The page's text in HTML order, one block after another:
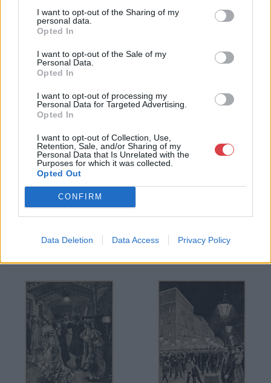
I want to opt-out of the Sharing of my
personal data.
Opted In
I want to opt-out of the Sale of my
Personal Data.
Opted In
I want to opt-out of processing my
Personal Data for Targeted Advertising.
Opted In
I want to opt-out of Collection, Use,
Retention, Sale, and/or Sharing of my
Personal Data that Is Unrelated with the
Purposes for which it was collected.
Opted Out
CONFIRM
Data Deletion Data Access Privacy Policy
FESTMÉNY, GRAFIKA
13. tétel:
13. tétel, Berlini
lovasvágta
Kikiáltási ár:16 000Ft
Aukció:
31. aukció / Festmények,
FESTMÉNY, GRAFIKA
14. tétel:
Kikiáltási ár:
31. aukció / Festmények,
MEGTEKINTEM